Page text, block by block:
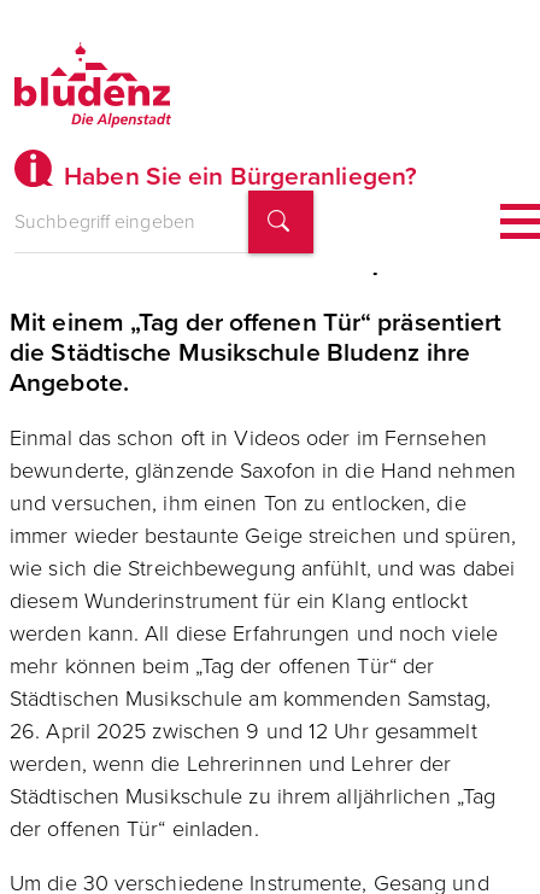
Haben Sie ein Bürgeranliegen?
Musik und Tanz zum Ausprobieren
Mit einem „Tag der offenen Tür“ präsentiert
die Städtische Musikschule Bludenz ihre
Angebote.
Einmal das schon oft in Videos oder im Fernsehen
bewunderte, glänzende Saxofon in die Hand nehmen
und versuchen, ihm einen Ton zu entlocken, die
immer wieder bestaunte Geige streichen und spüren,
wie sich die Streichbewegung anfühlt, und was dabei
diesem Wunderinstrument für ein Klang entlockt
werden kann. All diese Erfahrungen und noch viele
mehr können beim „Tag der offenen Tür“ der
Städtischen Musikschule am kommenden Samstag,
26. April 2025 zwischen 9 und 12 Uhr gesammelt
werden, wenn die Lehrerinnen und Lehrer der
Städtischen Musikschule zu ihrem alljährlichen „Tag
der offenen Tür“ einladen.
Um die 30 verschiedene Instrumente, Gesang und